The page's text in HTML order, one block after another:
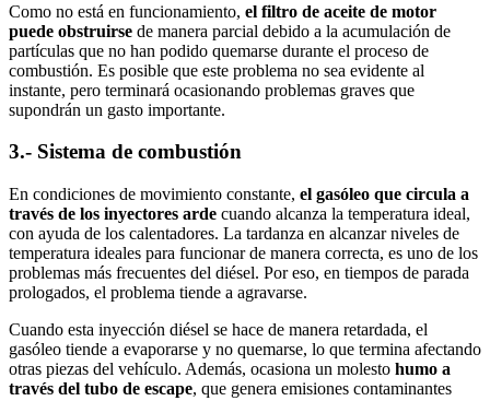
Como no está en funcionamiento, el filtro de aceite de motor
puede obstruirse de manera parcial debido a la acumulación de
partículas que no han podido quemarse durante el proceso de
combustión. Es posible que este problema no sea evidente al
instante, pero terminará ocasionando problemas graves que
supondrán un gasto importante.
3.- Sistema de combustión
En condiciones de movimiento constante, el gasóleo que circula a
través de los inyectores arde cuando alcanza la temperatura ideal,
con ayuda de los calentadores. La tardanza en alcanzar niveles de
temperatura ideales para funcionar de manera correcta, es uno de los
problemas más frecuentes del diésel. Por eso, en tiempos de parada
prologados, el problema tiende a agravarse.
Cuando esta inyección diésel se hace de manera retardada, el
gasóleo tiende a evaporarse y no quemarse, lo que termina afectando
otras piezas del vehículo. Además, ocasiona un molesto humo a
través del tubo de escape, que genera emisiones contaminantes